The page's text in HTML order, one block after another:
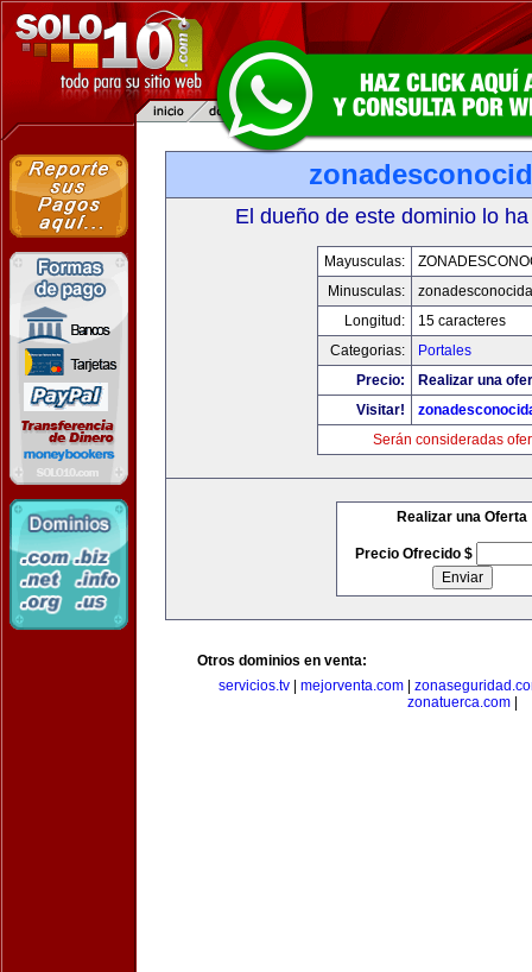
El dueño de este dominio lo
Mayusculas:
Minusculas:
Longitud:
15 caracteres
Categorias:
Portales
Precio:
Realizar una
Visitar!
Serán consideradas
Realizar una Oferta
Precio Ofrecido $
Otros dominios en venta:
servicios.tv| mejorventa.com|
zonatuerca.com|